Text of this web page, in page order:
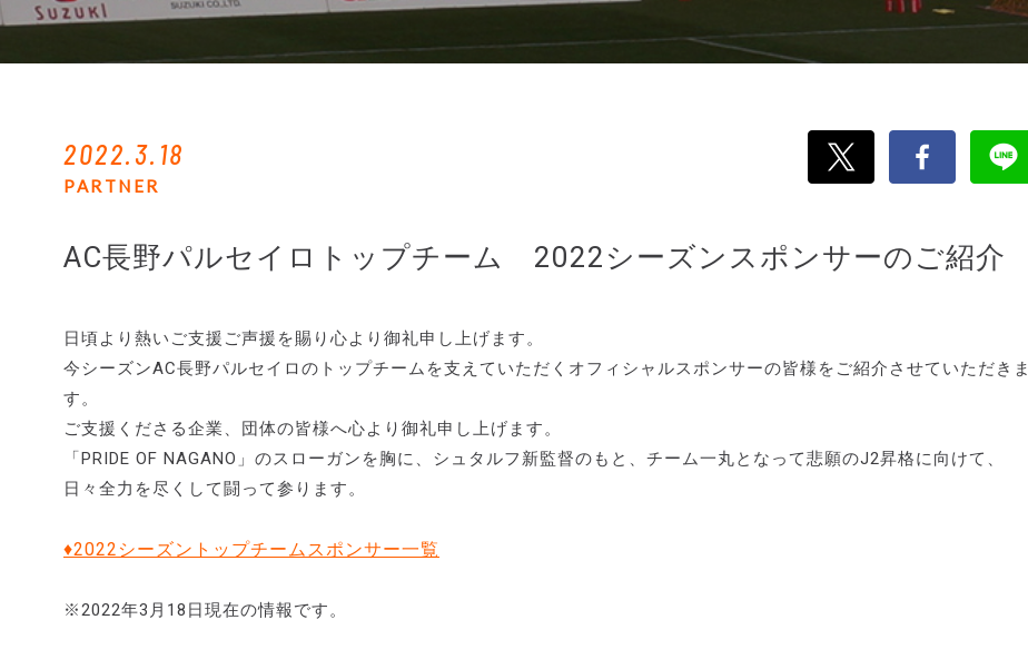
2022.3.18
PARTNER
AC長野パルセイロトップチーム 2022シーズンスポンサーのご紹介
日頃より熱いご支援ご声援を賜り心より御礼申し上げます。
今シーズンAC長野パルセイロのトップチームを支えていただくオフィシャルスポンサーの皆様をご紹介させていただきま
す。
ご支援くださる企業、団体の皆様へ心より御礼申し上げます。
「PRIDE OF NAGANO」のスローガンを胸に、シュタルフ新監督のもと、チーム一丸となって悲願のJ2昇格に向けて、
日々全力を尽くして闘って参ります。
♦2022シーズントップチームスポンサー一覧
※2022年3月18日現在の情報です。